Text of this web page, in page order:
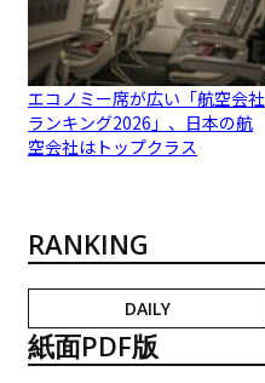
エコノミー席が広い「航空会社
ランキング2026」、日本の航
空会社はトップクラス
RANKING
DAILY
紙面PDF版